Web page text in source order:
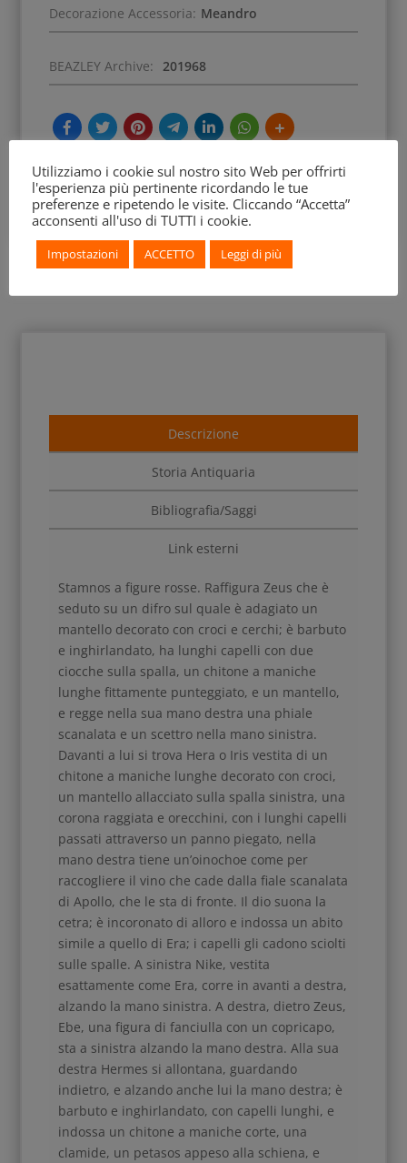
Decorazione Accessoria: Meandro
BEAZLEY Archive: 201968
Descrizione
Storia Antiquaria
Bibliografia/Saggi
Link esterni
Stamnos a figure rosse. Raffigura Zeus che è
seduto su un difro sul quale è adagiato un
mantello decorato con croci e cerchi; è barbuto
e inghirlandato, ha lunghi capelli con due
ciocche sulla spalla, un chitone a maniche
lunghe fittamente punteggiato, e un mantello,
e regge nella sua mano destra una phiale
scanalata e un scettro nella mano sinistra.
Davanti a lui si trova Hera o Iris vestita di un
chitone a maniche lunghe decorato con croci,
un mantello allacciato sulla spalla sinistra, una
corona raggiata e orecchini, con i lunghi capelli
passati attraverso un panno piegato, nella
mano destra tiene un’oinochoe come per
raccogliere il vino che cade dalla fiale scanalata
di Apollo, che le sta di fronte. Il dio suona la
cetra; è incoronato di alloro e indossa un abito
simile a quello di Era; i capelli gli cadono sciolti
sulle spalle. A sinistra Nike, vestita
esattamente come Era, corre in avanti a destra,
alzando la mano sinistra. A destra, dietro Zeus,
Ebe, una figura di fanciulla con un copricapo,
sta a sinistra alzando la mano destra. Alla sua
destra Hermes si allontana, guardando
indietro, e alzando anche lui la mano destra; è
barbuto e inghirlandato, con capelli lunghi, e
indossa un chitone a maniche corte, una
clamide, un petasos appeso alla schiena, e
Utilizziamo i cookie sul nostro sito Web per offrirti
l'esperienza più pertinente ricordando le tue
preferenze e ripetendo le visite. Cliccando “Accetta”
acconsenti all'uso di TUTTI i cookie.
Impostazioni ACCETTO Leggi di più